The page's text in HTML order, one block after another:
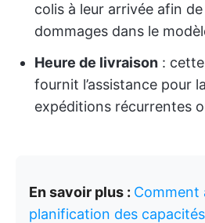
colis à leur arrivée afin
dommages dans le
Heure de livraison :
fournit l’assistance pour
expéditions récurrentes
En savoir plus : Comment
planification des